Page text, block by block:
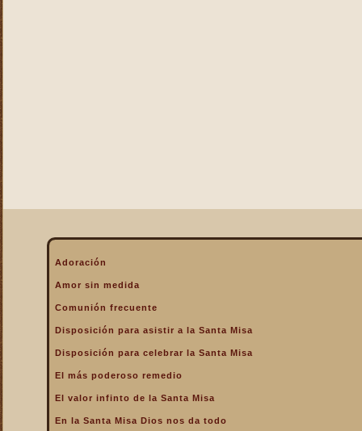
Encarnación
La Eucaristía y la Pasión
La Santa Misa a la hora de
La Santa Misa alcanza el
mayor mérito
La Santa Misa aumenta la
gloria a todos los santos
Adoración
Amor sin medida
Comunión frecuente
Disposición para asistir a la Santa Misa
Disposición para celebrar la Santa Misa
El más poderoso remedio
El valor infinto de la Santa Misa
En la Santa Misa Dios nos da todo